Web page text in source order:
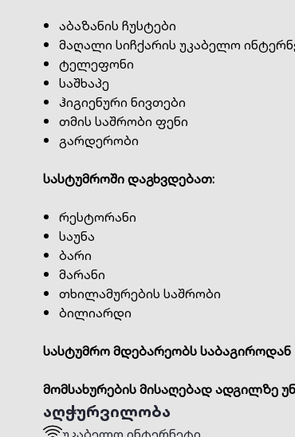
აბაზანის ჩუსტები
მაღალი სიჩქარის უკაბელო
ტელეფონი
საშხაპე
ჰიგიენური ნივთები
თმის საშრობი ფენი
გარდერობი
სასტუმროში დაგხვდებათ:
რესტორანი
საუნა
ბარი
მარანი
თხილამურების საშრობი
ბილიარდი
სასტუმრო მდებარეობს საბაგიროდან
მომსახურების მისაღებად ადგილზე
აღჭურვილობა